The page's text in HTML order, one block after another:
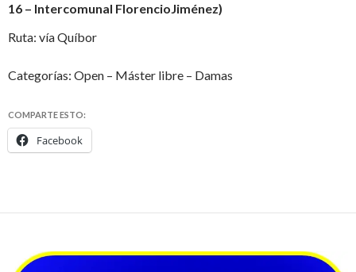
16 – Intercomunal FlorencioJiménez)
Ruta: vía Quíbor
Categorías: Open – Máster libre – Damas
COMPARTE ESTO:
Facebook